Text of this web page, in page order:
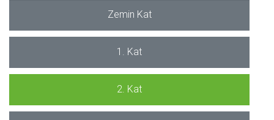
Zemin Kat
1. Kat
2. Kat